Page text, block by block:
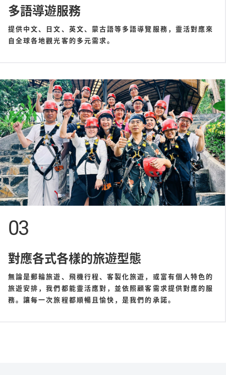
多語導遊服務
提供中文、日文、英文、蒙古語等多語導覽服務，靈活對應來
自全球各地觀光客的多元需求。
03
對應各式各樣的旅遊型態
無論是郵輪旅遊、飛機行程、客製化旅遊，或富有個人特色的
旅遊安排，我們都能靈活應對，並依照顧客需求提供對應的服
務。讓每一次旅程都順暢且愉快，是我們的承諾。